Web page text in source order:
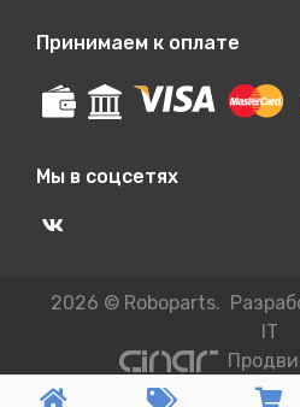
Принимаем к оплате
Мы в соцсетях
2026 © Roboparts.
IT